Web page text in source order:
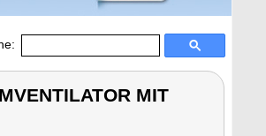
MIT